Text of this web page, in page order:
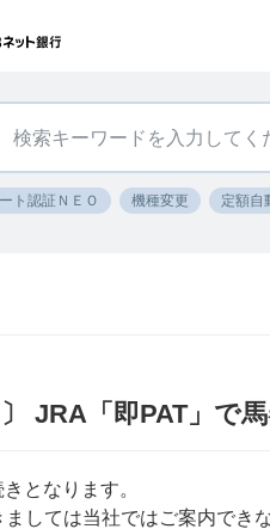
ト認証ＮＥＯ 機種変更 定額自
〕 JRA「即PAT」で
きとなります。
しては当社ではご案内でき